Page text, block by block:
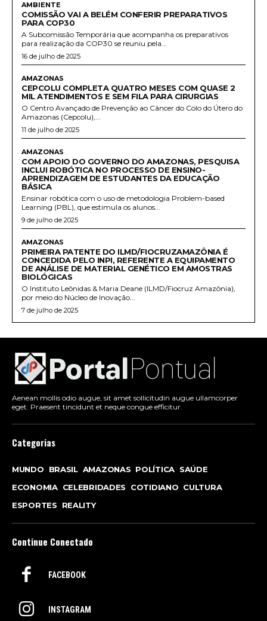
AMBIENTE
COMISSÃO VAI A BELÉM CONFERIR PREPARATIVOS
PARA COP30
A Subcomissão Temporária que acompanha os preparativos
para realização da COP30 se reuniu pela...
16 de julho de 2025
AMAZONAS
CEPCOLU COMPLETA QUATRO MESES COM QUASE 2
MIL ATENDIMENTOS E SEM FILA PARA CIRURGIAS
O Centro Avançado de Prevenção ao Câncer do Colo do Útero do
Amazonas (Cepcolu),...
11 de julho de 2025
AMAZONAS
COM APOIO DO GOVERNO DO AMAZONAS, PESQUISA
INCLUI ROBÓTICA NO PROCESSO DE ENSINO-
APRENDIZAGEM DE ESTUDANTES DA EDUCAÇÃO
BÁSICA
Ensinar robótica com o uso de metodologia Problem-based
Learning (PBL), que estimula os alunos...
9 de julho de 2025
AMAZONAS
PRIMEIRA PATENTE DO ILMD/FIOCRUZAMAZÔNIA É
CONCEDIDA PELO INPI, REFERENTE A EQUIPAMENTO
DE ANÁLISE DE MATERIAL GENÉTICO EM AMOSTRAS
BIOLÓGICAS
O Instituto Leônidas & Maria Deane (ILMD/Fiocruz Amazônia),
por meio do Núcleo de Inovação...
7 de julho de 2025
Aenean mollis odio augue, sit amet sollicitudin augue ullamcorper
eget. Praesent tincidunt et neque congue efficitur.
Categorias
MUNDO BRASIL AMAZONAS POLÍTICA SAÚDE
ECONOMIA CELEBRIDADES COTIDIANO CULTURA
ESPORTES
REALITY
Continue Conectado
FACEBOOK
INSTAGRAM